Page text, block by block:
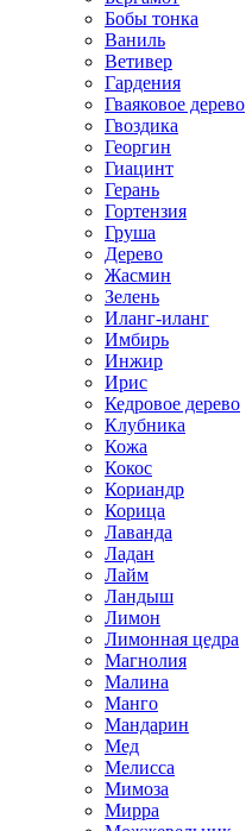
Бобы тонка
Ваниль
Ветивер
Гардения
Гваяковое дерево
Гвоздика
Георгин
Гиацинт
Герань
Гортензия
Груша
Дерево
Жасмин
Зелень
Иланг-иланг
Имбирь
Инжир
Ирис
Кедровое дерево
Клубника
Кожа
Кокос
Кориандр
Корица
Лаванда
Ладан
Лайм
Ландыш
Лимон
Лимонная цедра
Магнолия
Малина
Манго
Мандарин
Мед
Мелисса
Мимоза
Мирра